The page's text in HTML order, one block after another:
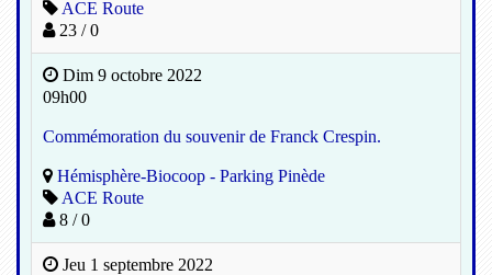
ACE Route
23 / 0
Dim 9 octobre 2022
09h00
Commémoration du souvenir de Franck Crespin.
Hémisphère-Biocoop - Parking Pinède
ACE Route
8 / 0
Jeu 1 septembre 2022